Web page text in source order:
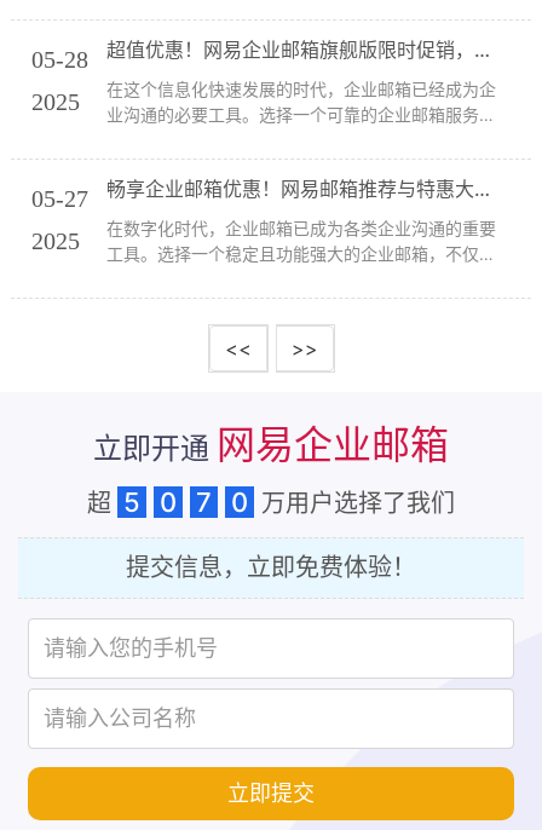
我们来聊聊网易企业邮箱的最新优惠，帮助你选择最
适合的邮箱服务，让你的企业在竞争中脱颖而出！ ...
05-28
2025
超值优惠！网易企业邮箱旗舰版限时促销，赶快抢购！
在这个信息化快速发展的时代，企业邮箱已经成为企
业沟通的必要工具。选择一个可靠的企业邮箱服务，
易企业邮箱凭借其强大的技术支持和优质的服务，成
为众多企业的首选。在此，我们为您推荐网易企业邮
箱的...
05-27
2025
畅享企业邮箱优惠！网易邮箱推荐与特惠大揭秘！
在数字化时代，企业邮箱已成为各类企业沟通的重要
工具。选择一个稳定且功能强大的企业邮箱，不仅能
聊网易企业邮箱的最新优惠，特别是它的旗舰版，绝
对值得关注哦！更有专业的企业邮箱服务商桑桥网络
<< >>
立即开通 网易企业邮箱
超 5 0 7 0 万用户选择了我们
提交信息，立即免费体验！
立即提交